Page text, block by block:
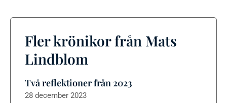
Fler krönikor från Mats
Lindblom
Två reflektioner från 2023
28 december 2023